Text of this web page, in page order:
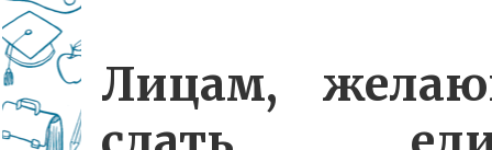
Лицам,